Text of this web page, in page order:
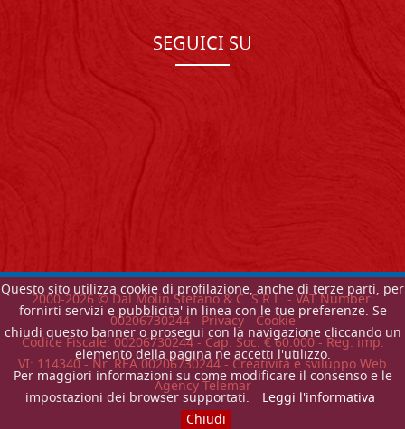
Questo sito utilizza cookie di profilazione, anche di terze parti, per
fornirti servizi e pubblicita' in linea con le tue preferenze. Se
chiudi questo banner o prosegui con la navigazione cliccando un
elemento della pagina ne accetti l'utilizzo.
Per maggiori informazioni su come modificare il consenso e le
impostazioni dei browser supportati.
Leggi l'informativa
Chiudi
SEGUICI SU
2000-2026© Dal Molin Stefano & C. S.R.L. - VAT Number:
00206730244 - Privacy-Cookie
Codice Fiscale: 00206730244 - Cap. Soc. € 60.000 - Reg. imp.
VI: 114340 - Nr. REA 00206730244 - Creatività e sviluppo Web
Agency Telemar